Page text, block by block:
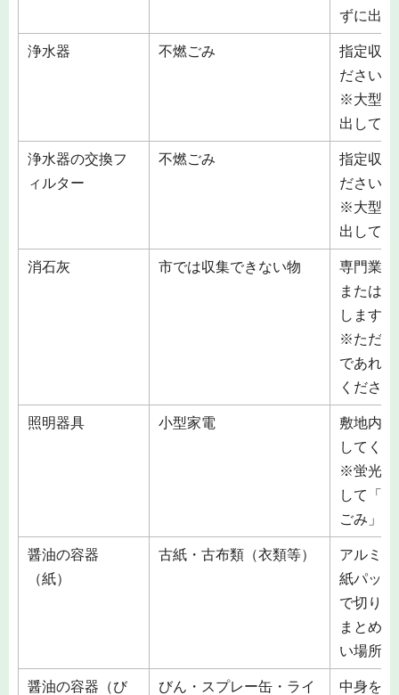
ずに出
浄水器 不燃ごみ
指定収
ださい。
※大型の
出して
浄水器の交換フ
ィルター
不燃ごみ
指定収
ださい。
※大型の
出して
消石灰 市では収集できない物
専門業
または
します。
※ただし
であれ
くださ
照明器具 小型家電
敷地内
してく
※蛍光管
して「
ごみ」
醤油の容器
（紙）
古紙・古布類（衣類等）
アルミ
紙パッ
で切り
まとめ
い場所
醤油の容器（び
びん・スプレー缶・ライ
中身を